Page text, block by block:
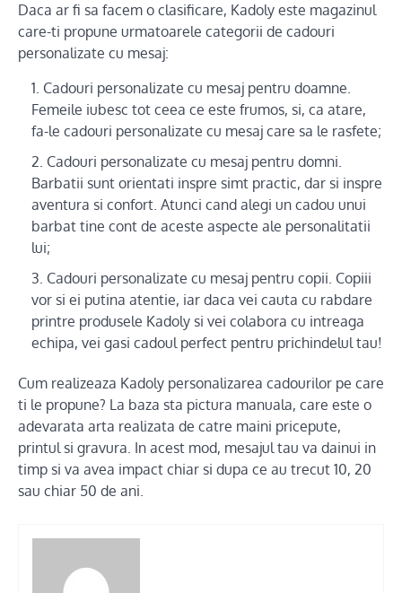
Daca ar fi sa facem o clasificare, Kadoly este magazinul
care-ti propune urmatoarele categorii de cadouri
personalizate cu mesaj:
Cadouri personalizate cu mesaj pentru doamne.
Femeile iubesc tot ceea ce este frumos, si, ca atare,
fa-le cadouri personalizate cu mesaj care sa le rasfete;
Cadouri personalizate cu mesaj pentru domni.
Barbatii sunt orientati inspre simt practic, dar si inspre
aventura si confort. Atunci cand alegi un cadou unui
barbat tine cont de aceste aspecte ale personalitatii
lui;
Cadouri personalizate cu mesaj pentru copii. Copiii
vor si ei putina atentie, iar daca vei cauta cu rabdare
printre produsele Kadoly si vei colabora cu intreaga
echipa, vei gasi cadoul perfect pentru prichindelul tau!
Cum realizeaza Kadoly personalizarea cadourilor pe care
ti le propune? La baza sta pictura manuala, care este o
adevarata arta realizata de catre maini pricepute,
printul si gravura. In acest mod, mesajul tau va dainui in
timp si va avea impact chiar si dupa ce au trecut 10, 20
sau chiar 50 de ani.